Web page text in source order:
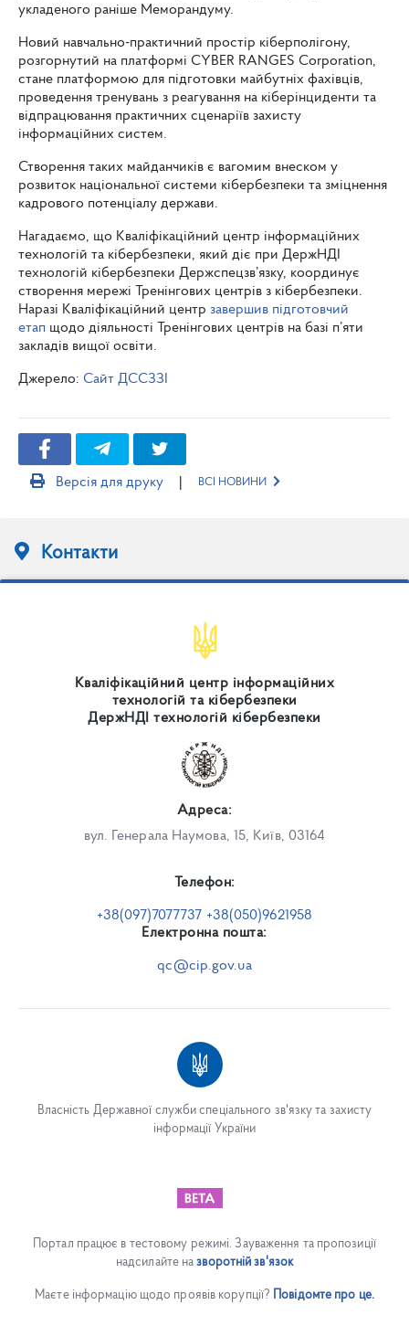
укладеного раніше Меморандуму.
Новий навчально-практичний простір кіберполігону,
розгорнутий на платформі CYBER RANGES Corporation,
стане платформою для підготовки майбутніх фахівців,
проведення тренувань з реагування на кіберінциденти та
відпрацювання практичних сценаріїв захисту
інформаційних систем.
Створення таких майданчиків є вагомим внеском у
розвиток національної системи кібербезпеки та зміцнення
кадрового потенціалу держави.
Нагадаємо, що Кваліфікаційний центр інформаційних
технологій та кібербезпеки, який діє при ДержНДІ
технологій кібербезпеки Держспецзв’язку, координує
створення мережі Тренінгових центрів з кібербезпеки.
Наразі Кваліфікаційний центр завершив підготовчий
етап щодо діяльності Тренінгових центрів на базі п’яти
закладів вищої освіти.
Джерело: Сайт ДССЗЗІ
Версія для друку ВСІ НОВИНИ
Контакти
Кваліфікаційний центр інформаційних
технологій та кібербезпеки
ДержНДІ технологій кібербезпеки
Адреса:
вул. Генерала Наумова, 15, Київ, 03164
Телефон:
+38(097)7077737 +38(050)9621958
Електронна пошта:
qc@cip.gov.ua
Власність Державної служби спеціального зв'язку та захисту
інформації України
Портал працює в тестовому режимі. Зауваження та пропозиції
надсилайте назворотній зв'язок
Маєте інформацію щодо проявів корупції? Повідомте про це.